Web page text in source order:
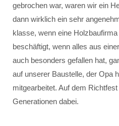
gebrochen war, waren wir ein
dann wirklich ein sehr
klasse, wenn eine
beschäftigt, wenn alles aus
auch besonders gefallen hat,
auf unserer Baustelle, der Opa
mitgearbeitet. Auf dem
Generationen dabei.